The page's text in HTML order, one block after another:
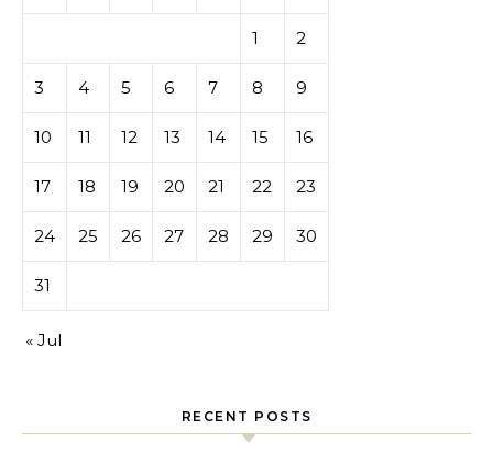
1 2
3 4 5 6 7 8 9
10 11 12 13 14 15 16
17 18 19 20 21 22 23
24 25 26 27 28 29 30
31
« Jul
RECENT POSTS